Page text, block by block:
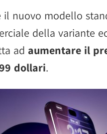
il nuovo modello
della variante
ad aumentare il
dollari.